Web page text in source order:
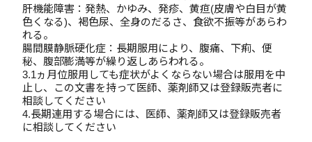
肝機能障害：発熱、かゆみ、発疹、黄疸(皮膚や白目が黄
色くなる)、褐色尿、全身のだるさ、食欲不振等があらわ
れる。
腸間膜静脈硬化症：長期服用により、腹痛、下痢、便
秘、腹部膨満等が繰り返しあらわれる。
3.1ヵ月位服用しても症状がよくならない場合は服用を中
止し、この文書を持って医師、薬剤師又は登録販売者に
相談してください
4.長期連用する場合には、医師、薬剤師又は登録販売者
に相談してください